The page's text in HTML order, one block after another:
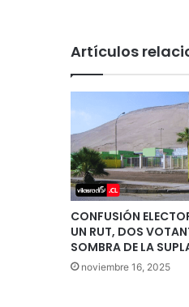
Artículos
CONFUSIÓN
UN RUT, DOS
SOMBRA DE LA
noviembre 16, 2025